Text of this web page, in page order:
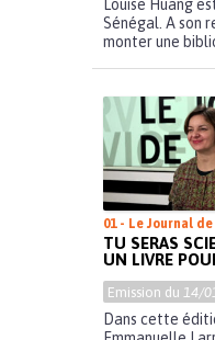
Louise Huang
Sénégal. A son
monter une
01 - Le Journal
TU SERAS
UN LIVRE
Emission du 14/
Dans cette